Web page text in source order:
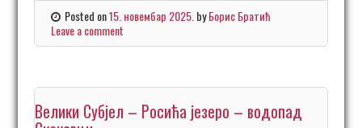
Posted on15. новембар 2025. byБорис Братић
Leave a comment
Велики Субјел – Росића језеро – водопад